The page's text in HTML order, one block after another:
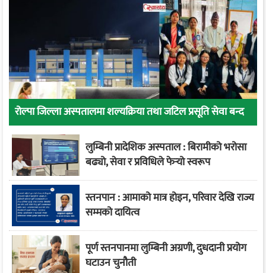
रोल्पा जिल्ला अस्पतालमा शल्यक्रिया तथा जटिल प्रसूति सेवा बन्द
लुम्बिनी प्रादेशिक अस्पताल : बिरामीको भरोसा
बढ्यो, सेवा र प्रविधिले फेर्‍यो स्वरूप
स्तनपान : आमाको मात्र होइन, परिवार देखि राज्य
सम्मको दायित्व
पूर्ण स्तनपानमा लुम्बिनी अग्रणी, दुधदानी प्रयोग
घटाउन चुनौती